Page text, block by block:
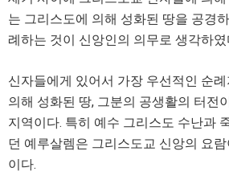
는 그리스도에 의해 성화된 땅을 공경
례하는 것이 신앙인의 의무로 생각하였
신자들에게 있어서 가장 우선적인 순
의해 성화된 땅, 그분의 공생활의 터전
지역이다. 특히 예수 그리스도 수난과
던 예루살렘은 그리스도교 신앙의 요
이다.